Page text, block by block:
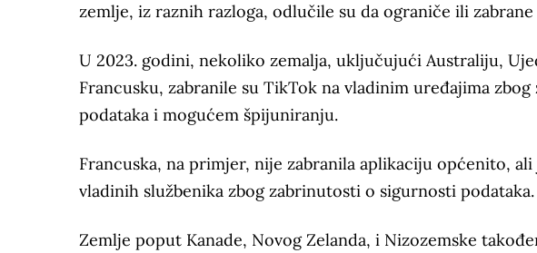
zemlje, iz raznih razloga, odlučile su da ograniče ili
U 2023. godini, nekoliko zemalja, uključujući Australiju,
Francusku, zabranile su TikTok na vladinim uređajima
podataka i mogućem špijuniranju.
Francuska, na primjer, nije zabranila aplikaciju općenito,
vladinih službenika zbog zabrinutosti o sigurnosti podataka.
Zemlje poput Kanade, Novog Zelanda, i Nizozemske